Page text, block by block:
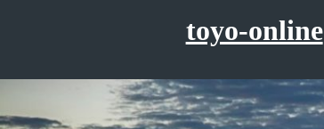
へ
toyo-online